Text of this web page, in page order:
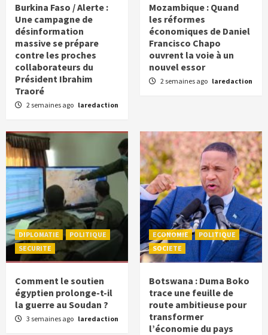
Burkina Faso / Alerte :
Une campagne de
désinformation
massive se prépare
contre les proches
collaborateurs du
Président Ibrahim
Traoré
2 semaines ago laredaction
Mozambique : Quand
les réformes
économiques de Daniel
Francisco Chapo
ouvrent la voie à un
nouvel essor
2 semaines ago laredaction
DIPLOMATIE
POLITIQUE
SECURITE
Comment le soutien
égyptien prolonge-t-il
la guerre au Soudan ?
3 semaines ago laredaction
ECONOMIE
POLITIQUE
SOCIETE
Botswana : Duma Boko
trace une feuille de
route ambitieuse pour
transformer
l’économie du pays